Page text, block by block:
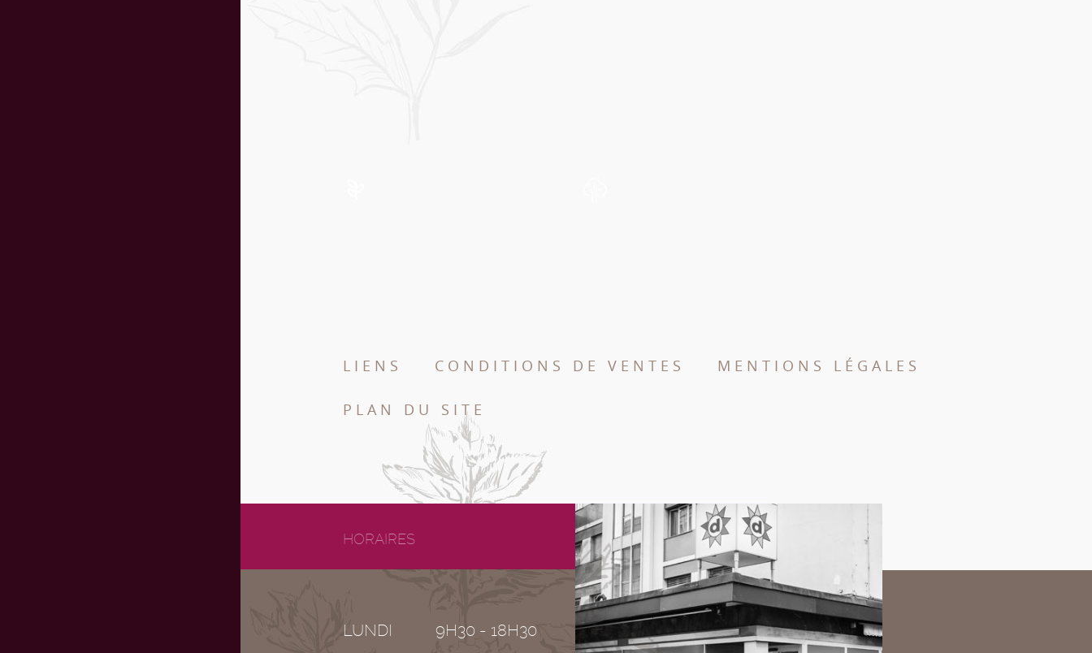
LIENS CONDITIONS DE VENTES MENTIONS LÉGALES
PLAN DU SITE
HORAIRES
LUNDI 9H30 - 18H30